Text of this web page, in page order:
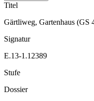
Titel
Gärtliweg, Gartenhaus (GS
Signatur
E.13-1.12389
Stufe
Dossier